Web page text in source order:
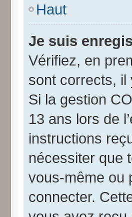
Haut
Je suis
Vérifiez, en
sont corrects, il
Si la gestion
13 ans lors de
instructions
nécessiter que
vous-même ou
connecter.